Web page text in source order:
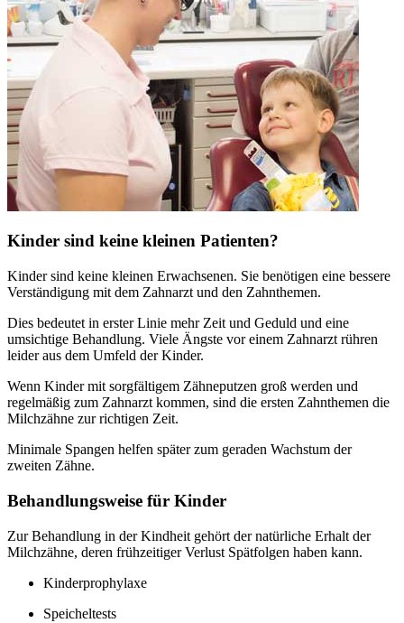
Kinder sind keine kleinen Patienten?
Kinder sind keine kleinen Erwachsenen. Sie benötigen eine bessere
Verständigung mit dem Zahnarzt und den Zahnthemen.
Dies bedeutet in erster Linie mehr Zeit und Geduld und eine
umsichtige Behandlung. Viele Ängste vor einem Zahnarzt rühren
leider aus dem Umfeld der Kinder.
Wenn Kinder mit sorgfältigem Zähneputzen groß werden und
regelmäßig zum Zahnarzt kommen, sind die ersten Zahnthemen die
Milchzähne zur richtigen Zeit.
Minimale Spangen helfen später zum geraden Wachstum der
zweiten Zähne.
Behandlungsweise für Kinder
Zur Behandlung in der Kindheit gehört der natürliche Erhalt der
Milchzähne, deren frühzeitiger Verlust Spätfolgen haben kann.
Kinderprophylaxe
Speicheltests